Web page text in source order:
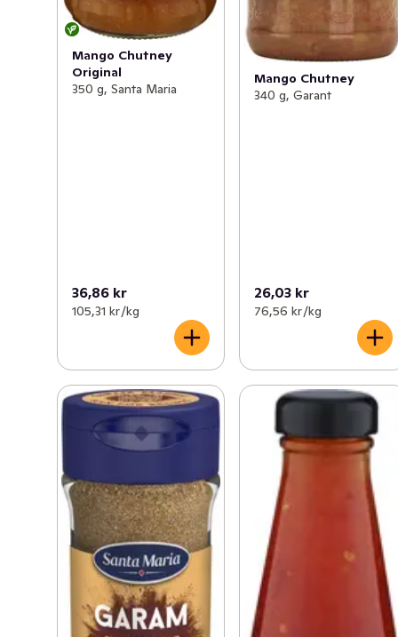
Mango Chutney
Original
350 g, Santa Maria
36,86 kr
105,31 kr /kg
Mango Chutney
340 g, Garant
26,03 kr
76,56 kr /kg